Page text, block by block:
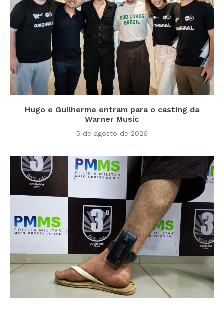
Hugo e Guilherme entram para o casting da
Warner Music
5 de agosto de 2026